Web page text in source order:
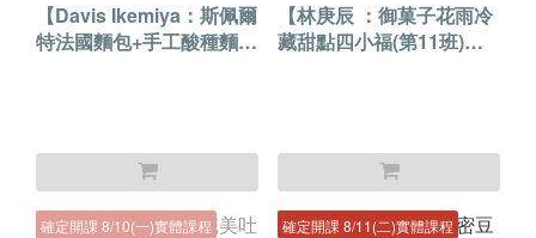
【Davis Ikemiya：斯佩爾
特法國麵包+手工酸種麵包
【林庚辰 ：御菓子花雨冷
藏甜點四小福(第11班)】
確定開課 8/10(一)實體課程 確定開課 8/11(二)實體課程